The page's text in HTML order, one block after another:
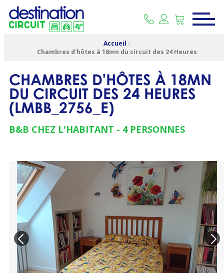
Accueil /
Chambres d'hôtes à 18mn du circuit des 24 Heures
CHAMBRES D'HÔTES À 18MN
DU CIRCUIT DES 24 HEURES
(LMBB_2756_E)
B&B CHEZ L'HABITANT 4 PERSONNES